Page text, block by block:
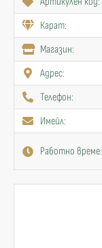
Карат:
Mагазин:
Адрес:
Телефон:
Имейл:
Работно време: